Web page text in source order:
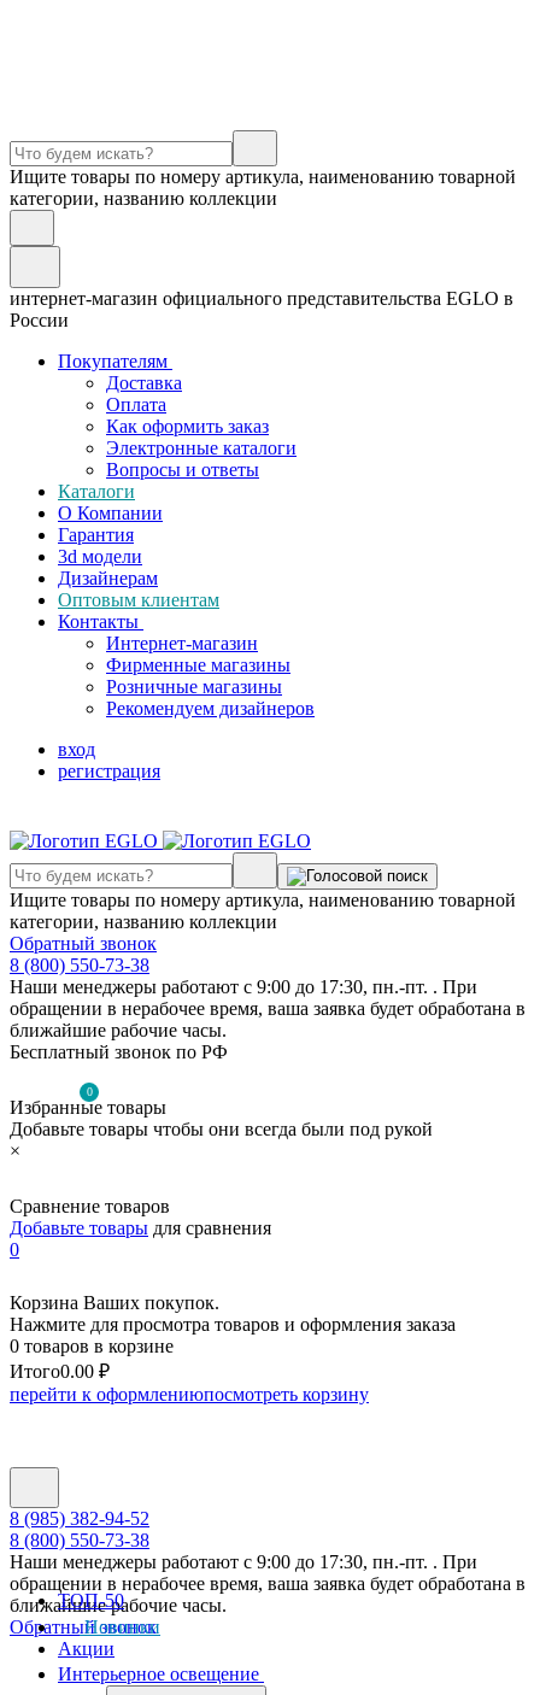
Ищите товары по номеру артикула, наименованию товарной
категории, названию коллекции
интернет-магазин официального представительства EGLO в
России
Покупателям
Доставка
Оплата
Как оформить заказ
Электронные каталоги
Вопросы и ответы
Каталоги
О Компании
Гарантия
3d модели
Дизайнерам
Оптовым клиентам
Контакты
Интернет-магазин
Фирменные магазины
Розничные магазины
Рекомендуем дизайнеров
вход
регистрация
Ищите товары по номеру артикула, наименованию товарной
категории, названию коллекции
Обратный звонок
8 (800) 550-73-38
Наши менеджеры работают с 9:00 до 17:30, пн.-пт. . При
обращении в нерабочее время, ваша заявка будет обработана в
ближайшие рабочие часы.
Бесплатный звонок по РФ
0
Избранные товары
Добавьте товары чтобы они всегда были под рукой
×
Сравнение товаров
Добавьте товары для сравнения
0
Корзина Ваших покупок.
Нажмите для просмотра товаров и оформления заказа
0 товаров в корзине
Итого0.00 ₽
перейти к оформлениюпосмотреть корзину
8 (985) 382-94-52
8 (800) 550-73-38
Наши менеджеры работают с 9:00 до 17:30, пн.-пт. . При
обращении в нерабочее время, ваша заявка будет обработана в
ближайшие рабочие часы.
Обратный звонок
ТОП-50
Новинки
Акции
Интерьерное освещение